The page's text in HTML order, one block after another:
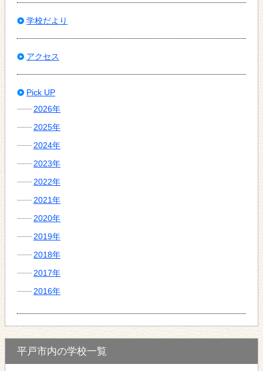
学校だより
アクセス
Pick UP
2026年
2025年
2024年
2023年
2022年
2021年
2020年
2019年
2018年
2017年
2016年
平戸市内の学校一覧